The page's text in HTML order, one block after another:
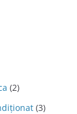
(2)
(3)